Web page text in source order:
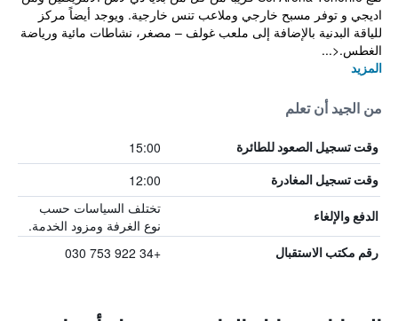
اديجي و توفر مسبح خارجي وملاعب تنس خارجية. ويوجد أيضاً مركز
للياقة البدنية بالإضافة إلى ملعب غولف – مصغر، نشاطات مائية ورياضة
الغطس.<...
المزيد
من الجيد أن تعلم
وقت تسجيل الصعود للطائرة 15:00
وقت تسجيل المغادرة 12:00
الدفع والإلغاء
تختلف السياسات حسب
نوع الغرفة ومزود الخدمة.
رقم مكتب الاستقبال +34 922 753 030